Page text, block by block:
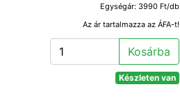
Egységár: 3990 Ft/db
Az ár tartalmazza az ÁFA-t!
Kosárba
Készleten van